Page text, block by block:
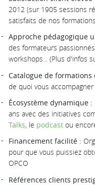
2012 (sur 1905 sessions
satisfaits de nos formations
Approche pédagogique
des formateurs
workshops... (Plus d'infos
Catalogue de formations
de quoi vous
Écosystème dynamique :
ans avec des initiatives
Talks, le podcast ou
Financement facilité :
pour que vous puissiez
OPCO
Références clients